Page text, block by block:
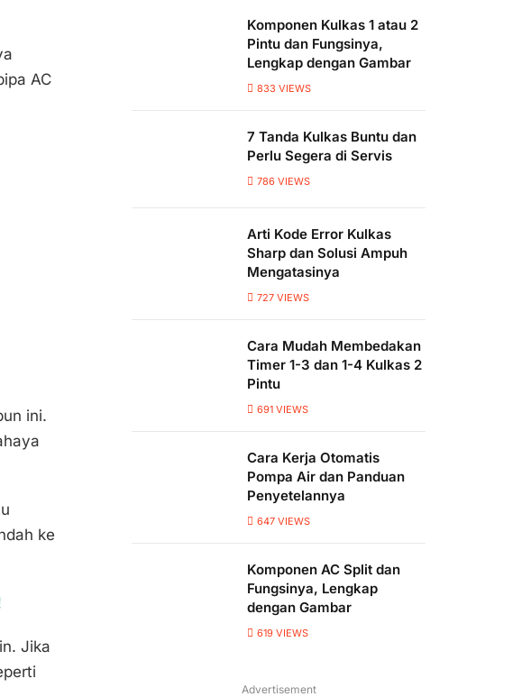
AC
ini.
ke
Jika
Komponen Kulkas 1 atau 2
Pintu dan Fungsinya,
Lengkap dengan Gambar
833 VIEWS
7 Tanda Kulkas Buntu dan
Perlu Segera di Servis
786 VIEWS
Arti Kode Error Kulkas
Sharp dan Solusi Ampuh
Mengatasinya
727 VIEWS
Cara Mudah Membedakan
Timer 1-3 dan 1-4 Kulkas 2
Pintu
691 VIEWS
Cara Kerja Otomatis
Pompa Air dan Panduan
Penyetelannya
647 VIEWS
Komponen AC Split dan
Fungsinya, Lengkap
dengan Gambar
619 VIEWS
Advertisement